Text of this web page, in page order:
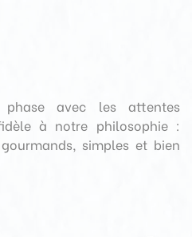
avec les attentes
à notre philosophie :
simples et bien